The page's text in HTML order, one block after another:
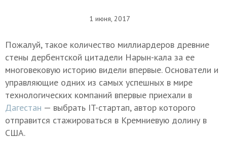
1 июня, 2017
Пожалуй, такое количество миллиардеров древние
стены дербентской цитадели Нарын-кала за ее
многовековую историю видели впервые. Основатели и
управляющие одних из самых успешных в мире
технологических компаний впервые приехали в
Дагестан — выбрать IT-стартап, автор которого
отправится стажироваться в Кремниевую долину в
США.